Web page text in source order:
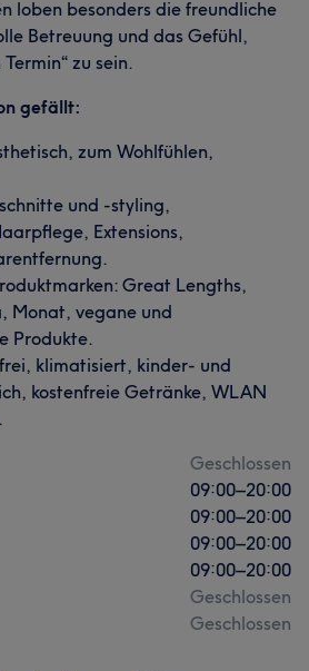
loben besonders die freundliche
Betreuung und das Gefühl,
zu sein.
gefällt:
zum Wohlfühlen,
und -styling,
Extensions,
Great Lengths,
Monat, vegane und
Produkte.
klimatisiert, kinder- und
kostenfreie Getränke, WLAN
Geschlossen
09:00–20:00
09:00–20:00
09:00–20:00
09:00–20:00
Geschlossen
Geschlossen